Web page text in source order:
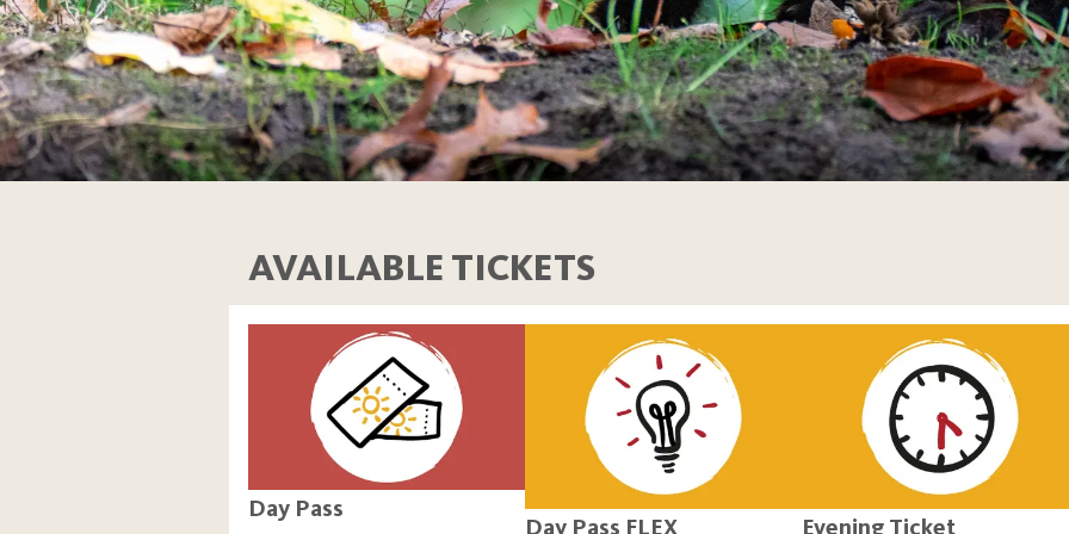
AVAILABLE TICKETS
Day Pass
Day Pass FLEX Evening Ticket